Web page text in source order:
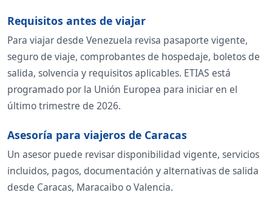
Requisitos antes de viajar
Para viajar desde Venezuela revisa pasaporte vigente,
seguro de viaje, comprobantes de hospedaje, boletos de
salida, solvencia y requisitos aplicables. ETIAS está
programado por la Unión Europea para iniciar en el
último trimestre de 2026.
Asesoría para viajeros de Caracas
Un asesor puede revisar disponibilidad vigente, servicios
incluidos, pagos, documentación y alternativas de salida
desde Caracas, Maracaibo o Valencia.